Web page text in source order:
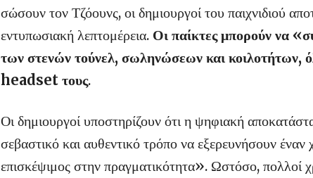
σώσουν τον Τζόουνς, οι δημιουργοί του παιχνιδιού
εντυπωσιακή λεπτομέρεια. Οι παίκτες μπορούν να
των στενών τούνελ, σωληνώσεων και κοιλοτήτων,
headset τους.
Οι δημιουργοί υποστηρίζουν ότι η ψηφιακή
σεβαστικό και αυθεντικό τρόπο να εξερευνήσουν έναν
επισκέψιμος στην πραγματικότητα». Ωστόσο, πολλοί